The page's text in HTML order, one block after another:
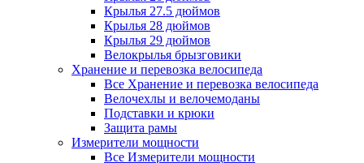
Крылья 27.5 дюймов
Крылья 28 дюймов
Крылья 29 дюймов
Велокрылья брызговики
Хранение и перевозка велосипеда
Все Хранение и перевозка велосипеда
Велочехлы и велочемоданы
Подставки и крюки
Защита рамы
Измерители мощности
Все Измерители мощности